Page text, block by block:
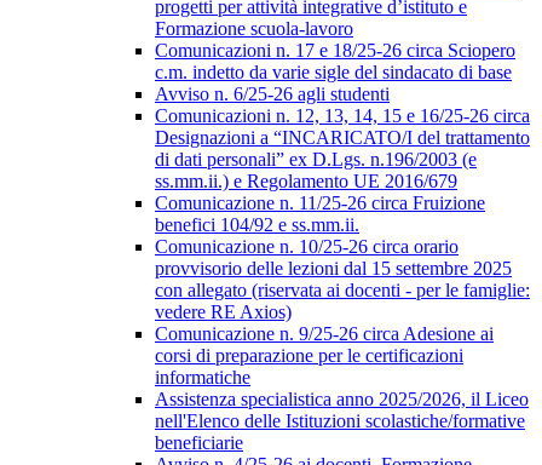
progetti per attività integrative d’istituto e
Formazione scuola-lavoro
Comunicazioni n. 17 e 18/25-26 circa Sciopero
c.m. indetto da varie sigle del sindacato di base
Avviso n. 6/25-26 agli studenti
Comunicazioni n. 12, 13, 14, 15 e 16/25-26 circa
Designazioni a “INCARICATO/I del trattamento
di dati personali” ex D.Lgs. n.196/2003 (e
ss.mm.ii.) e Regolamento UE 2016/679
Comunicazione n. 11/25-26 circa Fruizione
benefici 104/92 e ss.mm.ii.
Comunicazione n. 10/25-26 circa orario
provvisorio delle lezioni dal 15 settembre 2025
con allegato (riservata ai docenti - per le famiglie:
vedere RE Axios)
Comunicazione n. 9/25-26 circa Adesione ai
corsi di preparazione per le certificazioni
informatiche
Assistenza specialistica anno 2025/2026, il Liceo
nell'Elenco delle Istituzioni scolastiche/formative
beneficiarie